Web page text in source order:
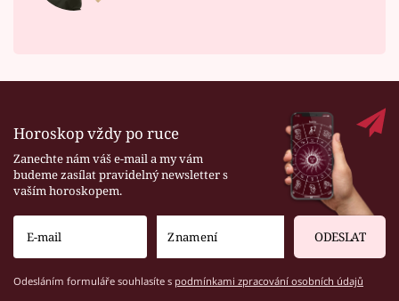
Horoskop vždy po ruce
Zanechte nám váš e-mail a my vám
budeme zasílat pravidelný newsletter s
vaším horoskopem.
ODESLAT
Odesláním formuláře souhlasíte s podmínkami zpracování osobních údajů